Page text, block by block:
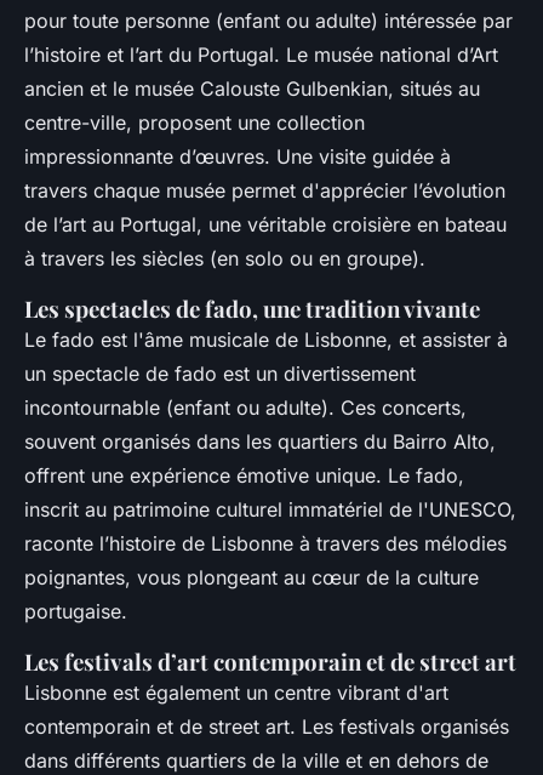
pour toute personne (enfant ou adulte) intéressée par
l’histoire et l’art du Portugal. Le musée national d’Art
ancien et le musée Calouste Gulbenkian, situés au
centre-ville, proposent une collection
impressionnante d’œuvres. Une visite guidée à
travers chaque musée permet d'apprécier l’évolution
de l’art au Portugal, une véritable croisière en bateau
à travers les siècles (en solo ou en groupe).
Les spectacles de fado, une tradition vivante
Le fado est l'âme musicale de Lisbonne, et assister à
un spectacle de fado est un divertissement
incontournable (enfant ou adulte). Ces concerts,
souvent organisés dans les quartiers du Bairro Alto,
offrent une expérience émotive unique. Le fado,
inscrit au patrimoine culturel immatériel de l'UNESCO,
raconte l’histoire de Lisbonne à travers des mélodies
poignantes, vous plongeant au cœur de la culture
portugaise.
Les festivals d’art contemporain et de street art
Lisbonne est également un centre vibrant d'art
contemporain et de street art. Les festivals organisés
dans différents quartiers de la ville et en dehors de